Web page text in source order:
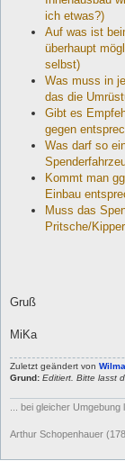
ich etwas?)
Auf was ist
überhaupt
selbst)
Was muss in
das die
Gibt es
gegen
Was darf so
Kommt man
Einbau
Muss das
Pritsche/
Gruß
MiKa
Zuletzt geändert von
Grund: Editiert. Bitte lasst
... bei gleicher
Arthur Schopenhauer